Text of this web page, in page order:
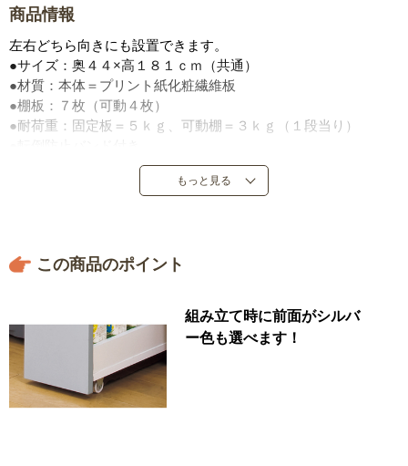
商品情報
左右どちら向きにも設置できます。
●サイズ：奥４４×高１８１ｃｍ（共通）
●材質：本体＝プリント紙化粧繊維板
●棚板：７枚（可動４枚）
●耐荷重：固定板＝５ｋｇ、可動棚＝３ｋｇ（１段当り）
もっと見る
この商品のポイント
組み立て時に前面がシルバ
ー色も選べます！